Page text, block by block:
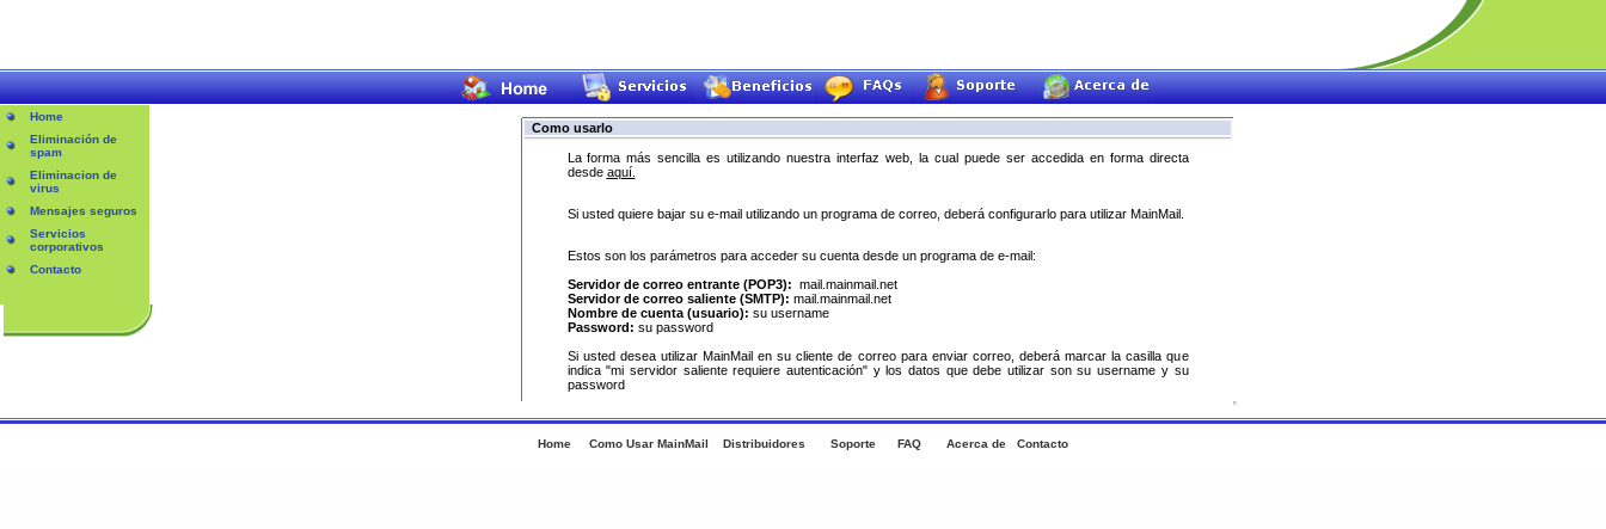
Home
Eliminación de
spam
Eliminacion de
virus
Mensajes seguros
Servicios
corporativos
Contacto
Como usarlo
La forma más sencilla es utilizando nuestra interfaz web, la cual puede ser accedida en forma directa
desde aquí.
Si usted quiere bajar su e-mail utilizando un programa de correo, deberá configurarlo para utilizar MainMail.
Estos son los parámetros para acceder su cuenta desde un programa de e-mail:
Servidor de correo entrante (POP3): mail.mainmail.net
Servidor de correo saliente (SMTP): mail.mainmail.net
Nombre de cuenta (usuario): su username
Password: su password
Si usted desea utilizar MainMail en su cliente de correo para enviar correo, deberá marcar la casilla que
indica "mi servidor saliente requiere autenticación" y los datos que debe utilizar son su username y su
password
Home Como Usar MainMail Distribuidores Soporte FAQ Acerca de Contacto